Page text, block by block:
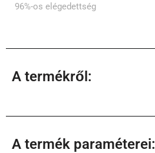
96%-os elégedettség
A termékről:
A termék paraméterei: